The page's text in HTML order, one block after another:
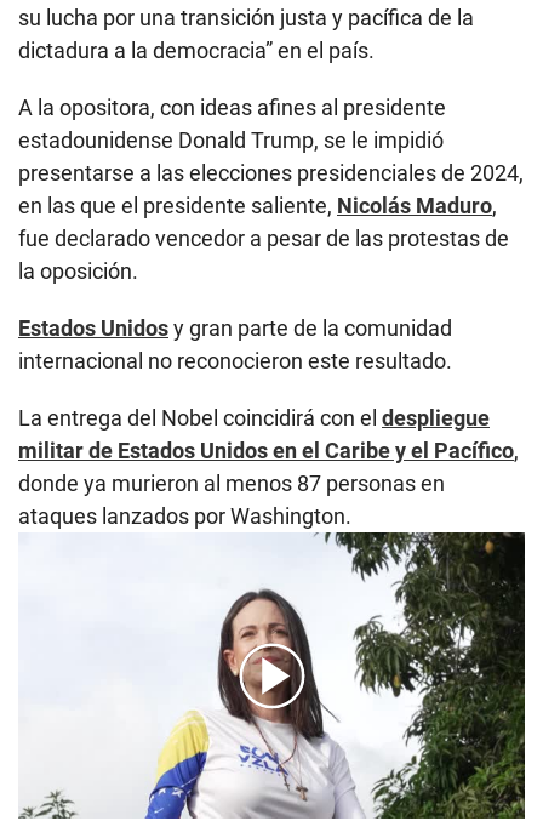
su lucha por una transición justa y pacífica de la
dictadura a la democracia” en el país.
A la opositora, con ideas afines al presidente
estadounidense Donald Trump, se le impidió
presentarse a las elecciones presidenciales de 2024,
en las que el presidente saliente, Nicolás Maduro,
fue declarado vencedor a pesar de las protestas de
la oposición.
Estados Unidosy gran parte de la comunidad
internacional no reconocieron este resultado.
La entrega del Nobel coincidirá con el despliegue
militar de Estados Unidos en el Caribe y el Pacífico,
donde ya murieron al menos 87 personas en
ataques lanzados por Washington.
/01:42